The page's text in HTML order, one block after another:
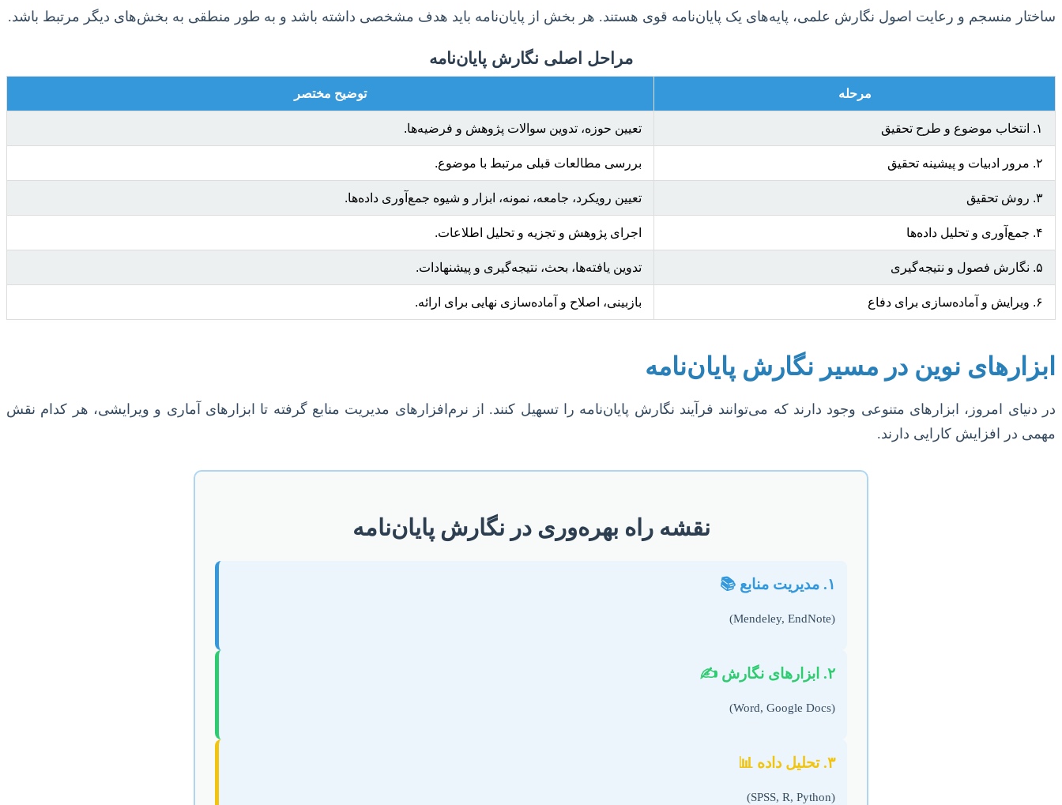
ساختار منسجم و رعایت اصول نگارش علمی، پایه‌های یک پایان‌نامه قوی هستند. هر بخش از پایان‌نامه باید هدف مشخصی داشته باشد و به طور منطقی به بخش‌های دیگر مرتبط باشد.
مراحل اصلی نگارش پایان‌نامه
مرحله توضیح مختصر
۱. انتخاب موضوع و طرح تحقیق تعیین حوزه، تدوین سوالات پژوهش و فرضیه‌ها.
۲. مرور ادبیات و پیشینه تحقیق بررسی مطالعات قبلی مرتبط با موضوع.
۳. روش تحقیق تعیین رویکرد، جامعه، نمونه، ابزار و شیوه جمع‌آوری داده‌ها.
۴. جمع‌آوری و تحلیل داده‌ها اجرای پژوهش و تجزیه و تحلیل اطلاعات.
۵. نگارش فصول و نتیجه‌گیری تدوین یافته‌ها، بحث، نتیجه‌گیری و پیشنهادات.
۶. ویرایش و آماده‌سازی برای دفاع بازبینی، اصلاح و آماده‌سازی نهایی برای ارائه.
ابزارهای نوین در مسیر نگارش پایان‌نامه
در دنیای امروز، ابزارهای متنوعی وجود دارند که می‌توانند فرآیند نگارش پایان‌نامه را تسهیل کنند. از نرم‌افزارهای مدیریت منابع گرفته تا ابزارهای آماری و ویرایشی، هر کدام نقش
مهمی در افزایش کارایی دارند.
نقشه راه بهره‌وری در نگارش پایان‌نامه
۱. مدیریت منابع 📚
(Mendeley, EndNote)
۲. ابزارهای نگارش ✍️
(Word, Google Docs)
۳. تحلیل داده 📊
(SPSS, R, Python)